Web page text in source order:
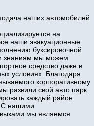
наших автомобилей
на
наши эвакуационные
буксировочной
знаниям мы можем
средство даже в
условиях. Благодаря
корпоративному
развили свой авто парк
каждый район
нашими
мы являемся